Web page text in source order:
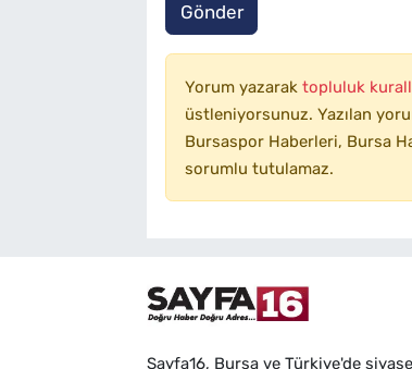
Gönder
Yorum yazarak topluluk
üstleniyorsunuz. Yazılan
Bursaspor Haberleri, Bursa
sorumlu tutulamaz.
Sayfa16, Bursa ve Türkiye'de